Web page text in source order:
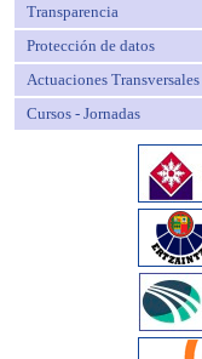
Transparencia
Protección de datos
Actuaciones
Cursos - Jornadas